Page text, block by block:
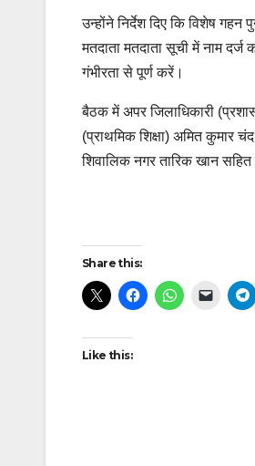
उन्होंने निर्देश दिए कि विशेष गहन
मतदाता मतदाता सूची में नाम
गंभीरता से पूर्ण करें।
बैठक में अपर जिलाधिकारी
(प्राथमिक शिक्षा) अमित कुमार
शिवालिक नगर तारिक खान सहित
Post
navigation
Share this:
Like this: